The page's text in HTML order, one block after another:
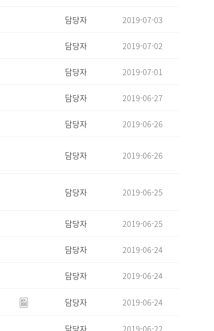
담당자 2019-07-03
담당자 2019-07-02
담당자 2019-07-01
담당자 2019-06-27
담당자 2019-06-26
담당자 2019-06-26
담당자 2019-06-25
담당자 2019-06-25
담당자 2019-06-24
담당자 2019-06-24
담당자 2019-06-24
담당자 2019-06-22